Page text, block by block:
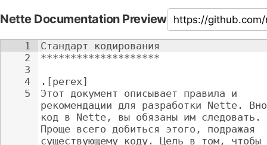
Nette Documentation Preview
1
2
3
4
5
Стандарт кодирования
********************
.[perex]
Этот документ описывает правила и
рекомендации для разработки Nette.
код в Nette, вы обязаны им следовать.
Проще всего добиться этого, подражая
существующему коду. Цель в том, чтобы